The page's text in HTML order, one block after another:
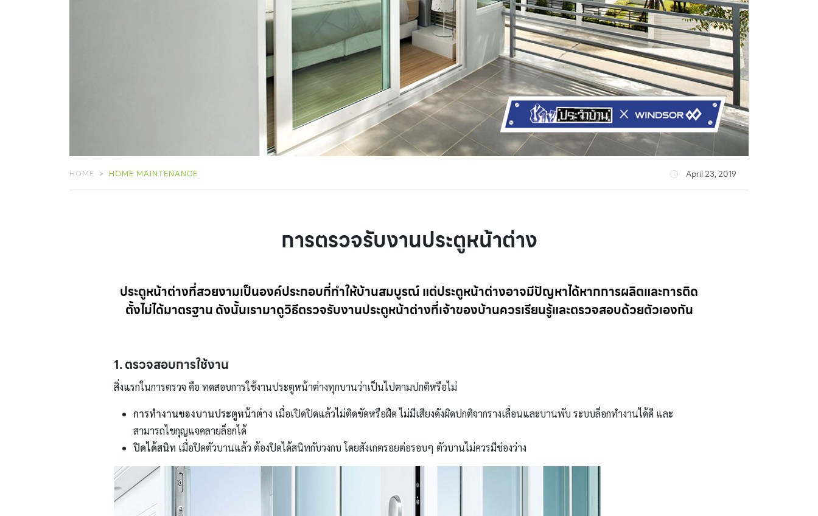
HOME HOME MAINTENANCE April 23, 2019
การตรวจรับงานประตูหน้าต่าง
ประตูหน้าต่างที่สวยงามเป็นองค์ประกอบที่ทำให้บ้านสมบูรณ์ แต่ประตูหน้าต่างอาจมีปัญหาได้หากการผลิตและการติด
ตั้งไม่ได้มาตรฐาน ดังนั้นเรามาดูวิธีตรวจรับงานประตูหน้าต่างที่เจ้าของบ้านควรเรียนรู้และตรวจสอบด้วยตัวเองกัน
1. ตรวจสอบการใช้งาน
สิ่งแรกในการตรวจ คือ ทดสอบการใช้งานประตูหน้าต่างทุกบานว่าเป็นไปตามปกติหรือไม่
การทำงานของบานประตูหน้าต่าง เมื่อเปิดปิดแล้วไม่ติดขัดหรือฝืด ไม่มีเสียงดังผิดปกติจากรางเลื่อนและบานพับ ระบบล็อกทำงานได้ดี และ
สามารถไขกุญแจคลายล็อกได้
ปิดได้สนิท เมื่อปิดตัวบานแล้ว ต้องปิดได้สนิทกับวงกบ โดยสังเกตรอยต่อรอบๆ ตัวบานไม่ควรมีช่องว่าง